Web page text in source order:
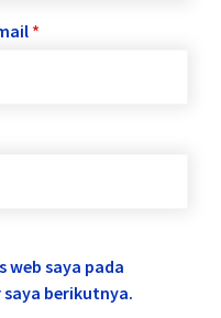
*
web saya pada
berikutnya.